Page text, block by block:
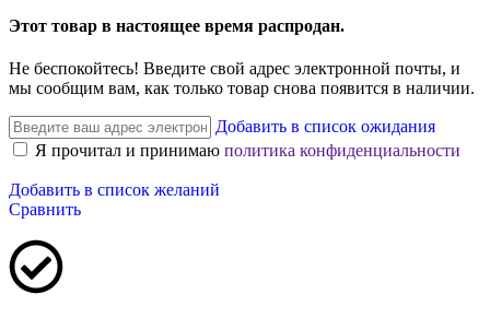
Этот товар в настоящее время распродан.
Не беспокойтесь! Введите свой адрес электронной почты, и
мы сообщим вам, как только товар снова появится в наличии.
Добавить в список ожидания
Я прочитал и принимаю политика конфиденциальности
Добавить в список желаний
Сравнить